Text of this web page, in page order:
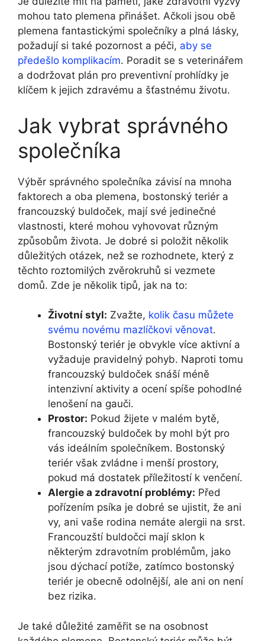
mohou tato plemena přinášet. Ačkoli jsou obě
plemena fantastickými společníky a plná lásky,
požadují si také pozornost a péči, aby se
předešlo komplikacím. Poradit se s veterinářem
a⁤ dodržovat plán pro preventivní prohlídky je
klíčem k jejich⁢ zdravému a šťastnému životu.
Jak vybrat správného
společníka
Výběr správného společníka závisí na mnoha
faktorech ⁢a oba plemena, bostonský teriér a
francouzský buldoček, mají ⁣své jedinečné
vlastnosti, které mohou‍ vyhovovat různým
‌způsobům života. Je dobré si položit několik
důležitých⁣ otázek, ​než se rozhodnete, který z
těchto roztomilých zvěrokruhů‌ si vezmete
domů. Zde je několik tipů, jak na to:
Životní styl: Zvažte, kolik času můžete
svému novému mazlíčkovi věnovat.
Bostonský teriér je obvykle ​více aktivní a
vyžaduje pravidelný pohyb. Naproti tomu
francouzský buldoček snáší méně
intenzivní aktivity a ocení spíše pohodlné
lenošení na gauči.
Prostor: Pokud žijete v malém bytě,
francouzský buldoček by ⁢mohl být pro
vás ideálním společníkem. Bostonský
teriér však zvládne ‍i menší prostory,
pokud má dostatek příležitostí⁣ k venčení.
Alergie a zdravotní problémy: Před
pořízením psíka ​je dobré se ujistit, že ani
vy, ani⁢ vaše rodina nemáte alergii na srst.
Francouzští buldočci mají ⁤sklon k
některým zdravotním problémům, jako⁢
jsou dýchací potíže, ⁢zatímco bostonský
teriér je⁢ obecně⁣ odolnější, ale ani on ‍není​
bez rizika.
Je ⁤také ‌důležité zaměřit se na osobnost ​